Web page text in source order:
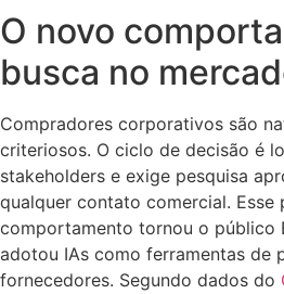
O novo
busca no
Compradores corporativos são
criteriosos. O ciclo de decisão é
stakeholders e exige pesquisa
qualquer contato comercial. Esse
comportamento tornou o público
adotou IAs como ferramentas de
fornecedores. Segundo dados do